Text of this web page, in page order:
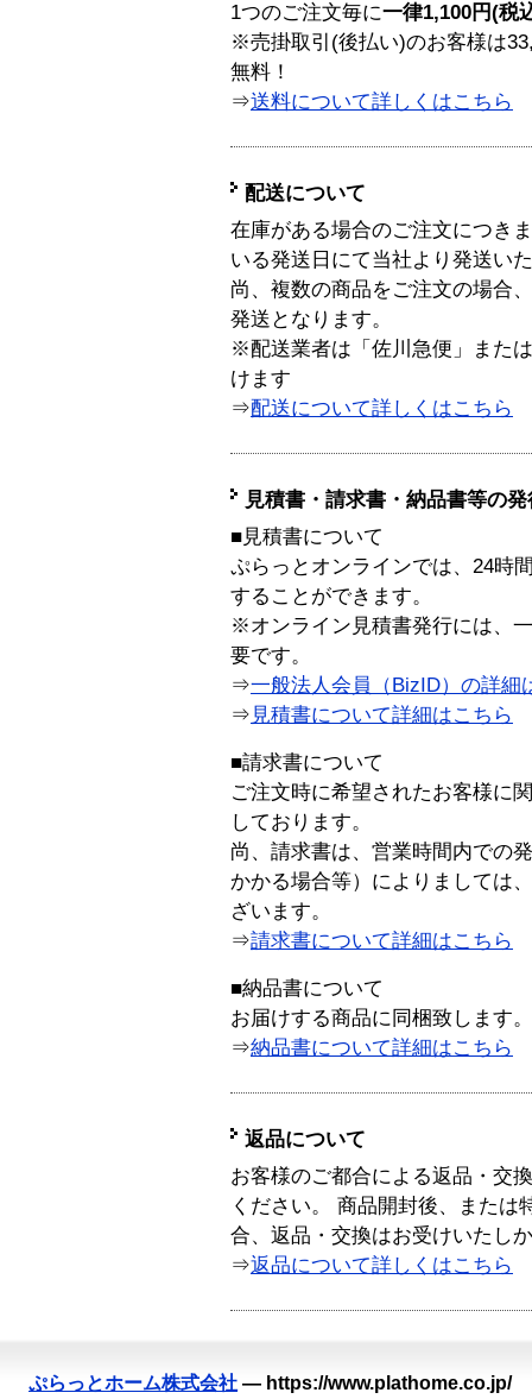
1つのご注文毎に一律1,100円(税
※売掛取引(後払い)のお客様は
無料！
⇒送料について詳しくはこちら
配送について
在庫がある場合のご注文につき
いる発送日にて当社より発送い
尚、複数の商品をご注文の場合
発送となります。
※配送業者は「佐川急便」また
けます
⇒配送について詳しくはこちら
見積書・請求書・納品書等の
■見積書について
ぷらっとオンラインでは、24時
することができます。
※オンライン見積書発行には、
要です。
⇒一般法人会員（BizID）の詳細
⇒ 見積書について詳細はこちら
■請求書について
ご注文時に希望されたお客様に
しております。
尚、請求書は、営業時間内での
かかる場合等）によりましては
ざいます。
⇒請求書について詳細はこちら
■納品書について
お届けする商品に同梱致します。
⇒納品書について詳細はこちら
返品について
お客様のご都合による返品・交
ください。 商品開封後、または
合、返品・交換はお受けいたし
⇒返品について詳しくはこちら
ぷらっとホーム株式会社 — https://www.plathome.co.jp/